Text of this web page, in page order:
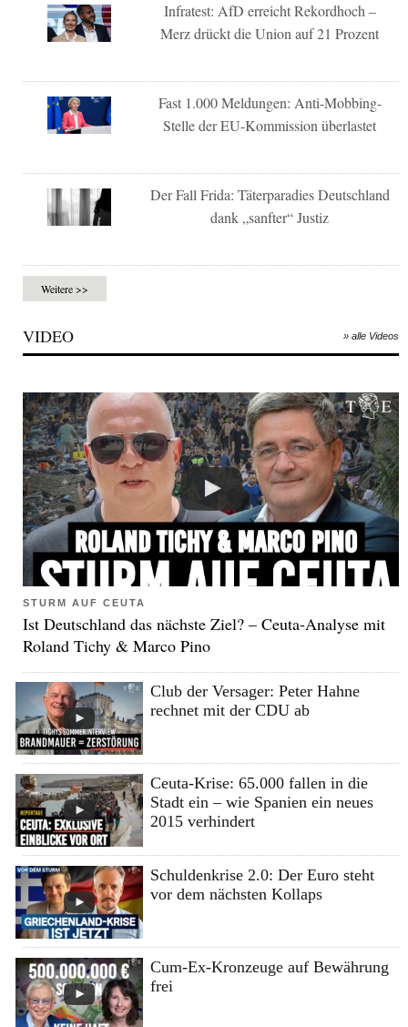
Infratest: AfD erreicht Rekordhoch –
Merz drückt die Union auf 21 Prozent
Fast 1.000 Meldungen: Anti-Mobbing-
Stelle der EU-Kommission überlastet
Der Fall Frida: Täterparadies Deutschland
dank „sanfter“ Justiz
Weitere >>
VIDEO » alle Videos
STURM AUF CEUTA
Ist Deutschland das nächste Ziel? – Ceuta-Analyse mit
Roland Tichy & Marco Pino
Club der Versager: Peter Hahne
rechnet mit der CDU ab
Ceuta-Krise: 65.000 fallen in die
Stadt ein – wie Spanien ein neues
2015 verhindert
Schuldenkrise 2.0: Der Euro steht
vor dem nächsten Kollaps
Cum-Ex-Kronzeuge auf Bewährung
frei